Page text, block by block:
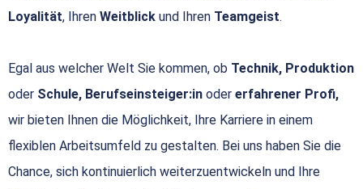
Loyalität, Ihren Weitblick und Ihren Teamgeist.
Egal aus welcher Welt Sie kommen, ob Technik, Produktion
oder Schule, Berufseinsteiger:in oder erfahrener Profi,
wir bieten Ihnen die Möglichkeit, Ihre Karriere in einem
flexiblen Arbeitsumfeld zu gestalten. Bei uns haben Sie die
Chance, sich kontinuierlich weiterzuentwickeln und Ihre